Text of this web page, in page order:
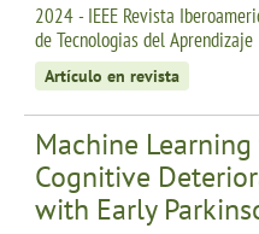
2024 - IEEE Revista
de Tecnologias del Aprendizaje
Artículo en revista
Machine
Cognitive
with Early